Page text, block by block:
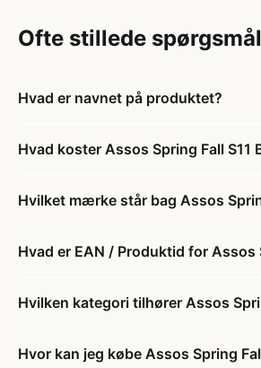
Ofte stillede spørgsmål
Hvad er navnet på produktet?
Hvad koster Assos Spring Fall
Hvilket mærke står bag Assos
Hvad er EAN / Produktid for
Hvilken kategori tilhører Assos
Hvor kan jeg købe Assos Spring